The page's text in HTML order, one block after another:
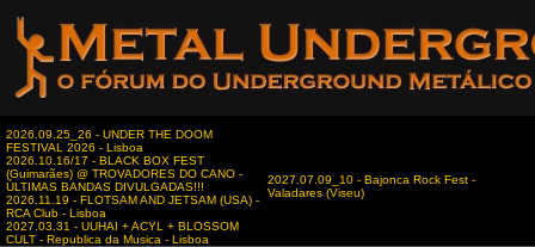
2026.09.25_26 - UNDER THE DOOM
FESTIVAL 2026 - Lisboa
2026.10.16/17 - BLACK BOX FEST
(Guimarães) @ TROVADORES DO CANO -
ÚLTIMAS BANDAS DIVULGADAS!!!
2026.11.19 - FLOTSAM AND JETSAM (USA) -
RCA Club - Lisboa
2027.03.31 - UUHAI + ACYL + BLOSSOM
CULT - Republica da Musica - Lisboa
2027.07.09_10 - Bajonca Rock Fest -
Valadares (Viseu)